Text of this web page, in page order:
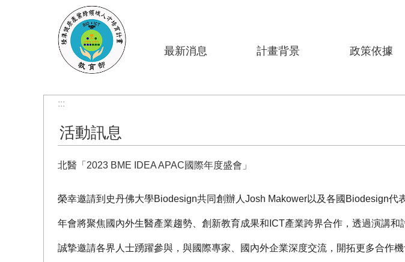
跳到主要內容區塊
最新消息 計畫背景 政策依據
:::
活動訊息
北醫「2023 BME IDEA APAC國際年度盛會」
榮幸邀請到史丹佛大學Biodesign共同創辦人Josh Makower以及各國Biodesign代
年會將聚焦國內外生醫產業趨勢、創新教育成果和ICT產業跨界合作，透過演講
誠摯邀請各界人士踴躍參與，與國際專家、國內外企業深度交流，開拓更多合作機